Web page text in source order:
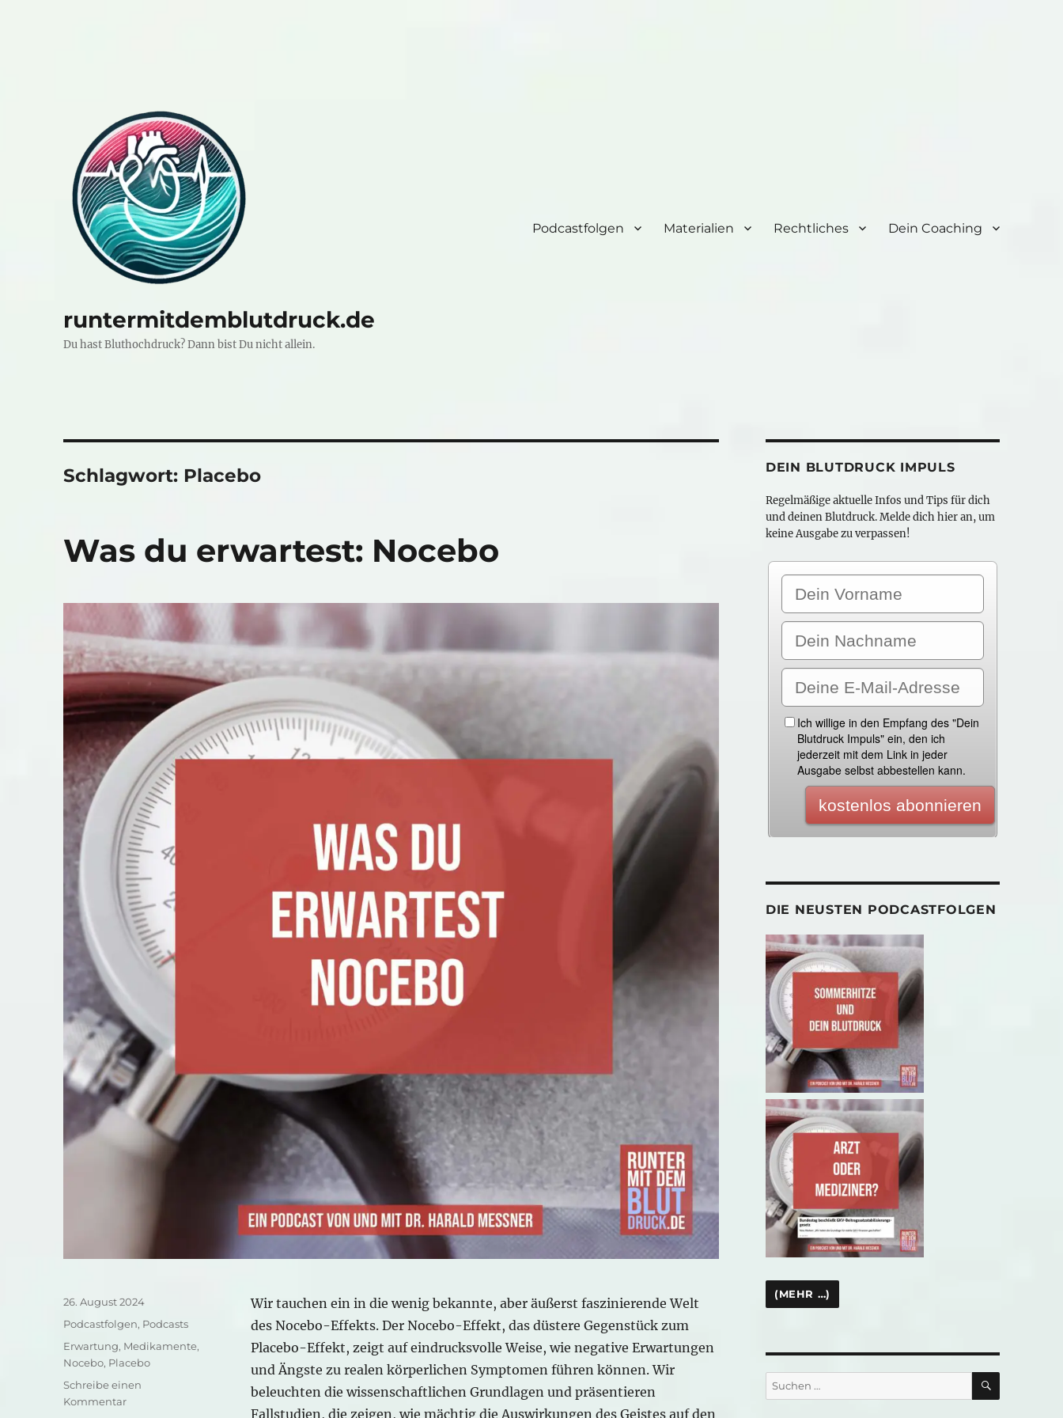
runtermitdemblutdruck.de
Du hast Bluthochdruck? Dann bist Du nicht allein.
Podcastfolgen Materialien Rechtliches Dein Coaching
Schlagwort: Placebo
Was du erwartest: Nocebo
Wir tauchen ein in die wenig bekannte, aber äußerst faszinierende Welt
des Nocebo-Effekts. Der Nocebo-Effekt, das düstere Gegenstück zum
Placebo-Effekt, zeigt auf eindrucksvolle Weise, wie negative Erwartungen
und Ängste zu realen körperlichen Symptomen führen können. Wir
beleuchten die wissenschaftlichen Grundlagen und präsentieren
Fallstudien, die zeigen, wie mächtig die Auswirkungen des Geistes auf den
Veröffentlicht
26. August 2024
Kategorien
Podcastfolgen, Podcasts
Schlagwörter
Erwartung, Medikamente,
Nocebo, Placebo
Schreibe einen
Kommentarzu
DEIN BLUTDRUCK IMPULS
Regelmäßige aktuelle Infos und Tips für dich
und deinen Blutdruck. Melde dich hier an, um
keine Ausgabe zu verpassen!
DIE NEUSTEN PODCASTFOLGEN
Suchen
nach:
SUCHEN